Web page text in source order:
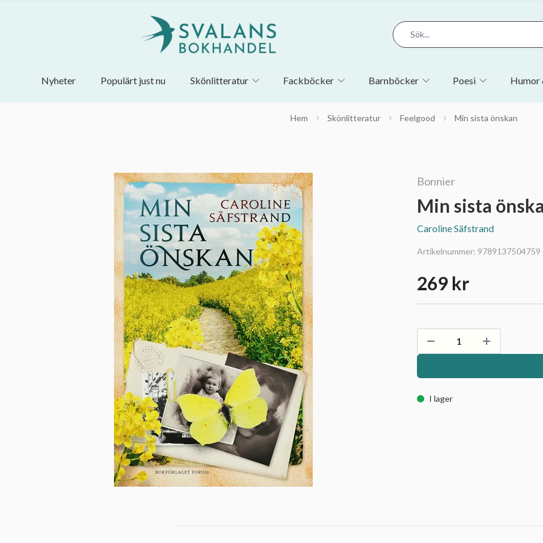
Nyheter Populärt just nu Skönlitteratur Fackböcker Barnböcker Poesi Humor
Hem Skönlitteratur Feelgood Min sista önskan
Bonnier
Min sista
Caroline Säfstrand
Artikelnummer: 9789137504759
269 kr
I lager